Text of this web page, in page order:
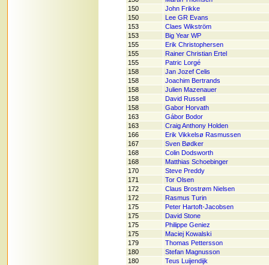
150
John Frikke
150
Lee GR Evans
153
Claes Wikström
153
Big Year WP
155
Erik Christophersen
155
Rainer Christian Ertel
155
Patric Lorgé
158
Jan Jozef Celis
158
Joachim Bertrands
158
Julien Mazenauer
158
David Russell
158
Gabor Horvath
163
Gábor Bodor
163
Craig Anthony Holden
166
Erik Vikkelsø Rasmussen
167
Sven Bødker
168
Colin Dodsworth
168
Matthias Schoebinger
170
Steve Preddy
171
Tor Olsen
172
Claus Brostrøm Nielsen
172
Rasmus Turin
175
Peter Hartoft-Jacobsen
175
David Stone
175
Philippe Geniez
175
Maciej Kowalski
179
Thomas Pettersson
180
Stefan Magnusson
180
Teus Luijendijk